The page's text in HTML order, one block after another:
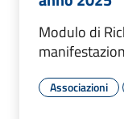
Modulo di
Associazioni